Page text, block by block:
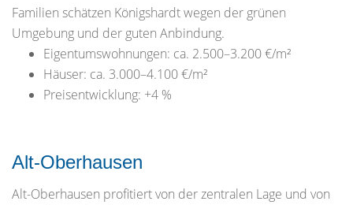
Familien schätzen Königshardt wegen der grünen
Umgebung und der guten Anbindung.
Eigentumswohnungen: ca. 2.500–3.200 €/m²
Häuser: ca. 3.000–4.100 €/m²
Preisentwicklung: +4 %
Alt-Oberhausen
Alt-Oberhausen profitiert von der zentralen Lage und von